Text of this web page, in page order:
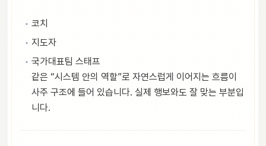
코치
지도자
국가대표팀 스태프
같은 “시스템 안의 역할”로 자연스럽게 이어지는 흐름이
사주 구조에 들어 있습니다. 실제 행보와도 잘 맞는 부분입
니다.